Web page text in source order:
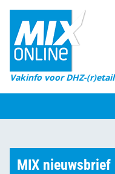
Vakinfo voor DHZ-(r)etail
Home
Magazines
DHZ Sessie
Marktcijfers
MIX nieuwsbrief